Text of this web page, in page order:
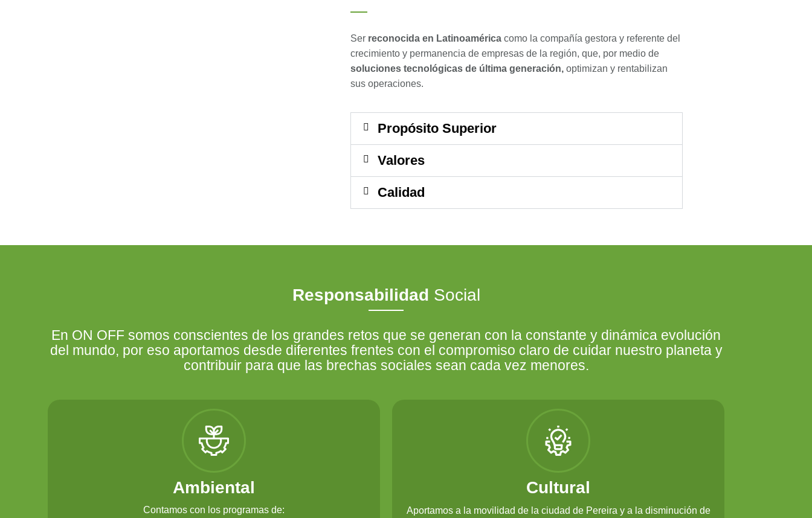
Ser reconocida en Latinoamérica como la compañía gestora y referente del
crecimiento y permanencia de empresas de la región, que, por medio de
soluciones tecnológicas de última generación, optimizan y rentabilizan
sus operaciones.
Propósito Superior
Valores
Calidad
Responsabilidad Social
En ON OFF somos conscientes de los grandes retos que se generan con la constante y dinámica evolución
del mundo, por eso aportamos desde diferentes frentes con el compromiso claro de cuidar nuestro planeta y
contribuir para que las brechas sociales sean cada vez menores.
Ambiental
Contamos con los programas de:
Cultural
Aportamos a la movilidad de la ciudad de Pereira y a la disminución de